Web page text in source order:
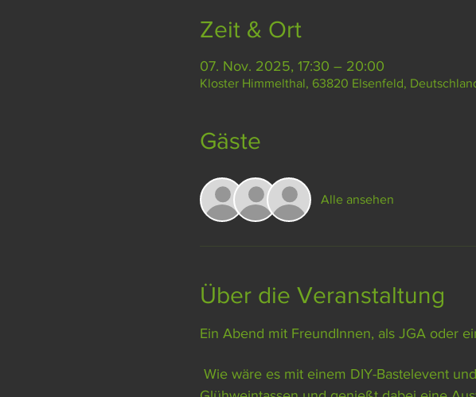
Zeit & Ort
07. Nov. 2025, 17:30 – 20:00
Kloster Himmelthal, 63820 Elsenfeld,
Gäste
Alle ansehen
Über die Veranstaltung
Ein Abend mit FreundInnen, als JGA oder